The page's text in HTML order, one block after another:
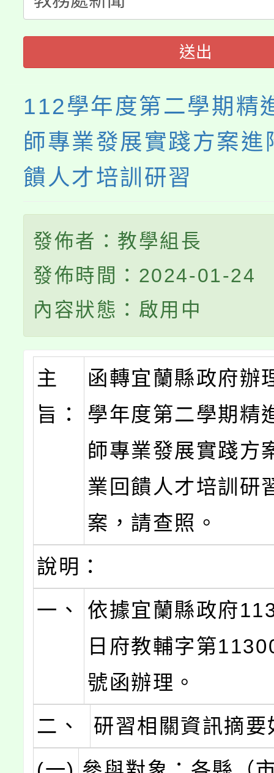
程
送出
112學年度第二學期精
師專業發展實踐方案進
饋人才培訓研習
發佈者：教學組長
發佈時間：2024-01-24
內容狀態：啟用中
主
旨：
函轉宜蘭縣政府辦
學年度第二學期精
師專業發展實踐方
業回饋人才培訓研
案，請查照。
說明：
一、
依據宜蘭縣政府
日府教輔字第
號函辦理。
二、
研習相關資訊摘要